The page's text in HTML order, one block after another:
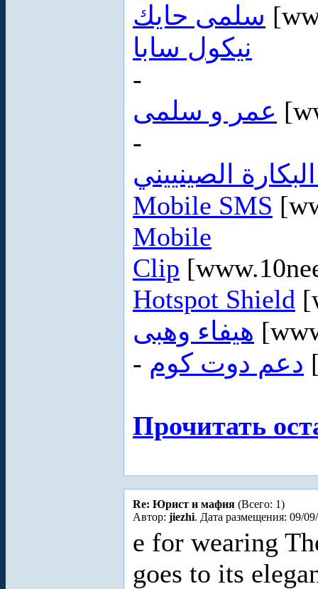
سلمى حايك
نيكول سابا
-
عمر و سلمى
-
الصينييني
Mobile SMS
Mobile
Clip
Hotspot Shield
هيفاء وهبى
- دعم دوت كوم
Прочитать
Re: Юрист и мафия (Всего: 1)
Автор: jiezhi. Дата размещения: 09/
e for wearing
goes to its